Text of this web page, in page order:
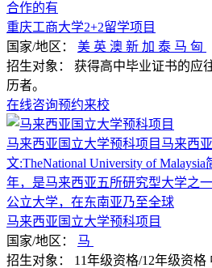
合作的有
重庆工商大学2+2留学项目
国家/地区： 美 英 澳 新 加 泰 马 匈
招生对象： 获得高中毕业证书的应
历者。
在线咨询预约来校
马来西亚国立大学预科项目马来西
文:TheNational University of
年，是马来西亚五所研究型大学之
公立大学，在东南亚乃至全球
马来西亚国立大学预科项目
国家/地区： 马
招生对象： 11年级资格/12年级资